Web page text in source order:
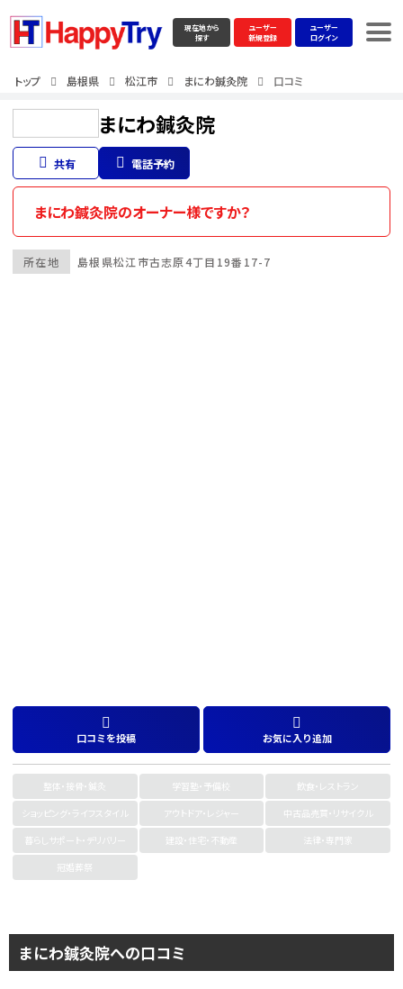
現在地から
探す
ユーザー
新規登録
ユーザー
ログイン
トップ 島根県 松江市 まにわ鍼灸院 口コミ
まにわ鍼灸院
共有 電話予約
まにわ鍼灸院のオーナー様ですか？
所在地 島根県松江市古志原4丁目19番17-7
口コミを投稿 お気に入り追加
整体・接骨・鍼灸 学習塾・予備校
飲食・レストラン
ショッピング・ライフスタイル
アウトドア・レジャー
中古品売買・リサイクル
暮らしサポート・デリバリー
建設・住宅・不動産
法律・専門家
冠婚葬祭
まにわ鍼灸院への口コミ